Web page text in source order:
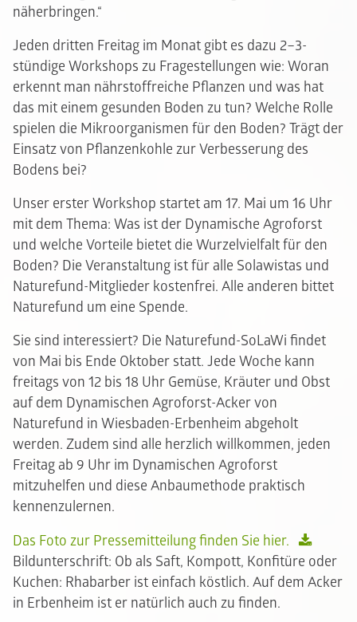
näherbringen.“
Jeden dritten Freitag im Monat gibt es dazu 2–3-
stündige Workshops zu Fragestellungen wie: Woran
erkennt man nährstoffreiche Pflanzen und was hat
das mit einem gesunden Boden zu tun? Welche Rolle
spielen die Mikroorganismen für den Boden? Trägt der
Einsatz von Pflanzenkohle zur Verbesserung des
Bodens bei?
Unser erster Workshop startet am 17. Mai um 16 Uhr
mit dem Thema: Was ist der Dynamische Agroforst
und welche Vorteile bietet die Wurzelvielfalt für den
Boden? Die Veranstaltung ist für alle Solawistas und
Naturefund-Mitglieder kostenfrei. Alle anderen bittet
Naturefund um eine Spende.
Sie sind interessiert? Die Naturefund-SoLaWi findet
von Mai bis Ende Oktober statt. Jede Woche kann
freitags von 12 bis 18 Uhr Gemüse, Kräuter und Obst
auf dem Dynamischen Agroforst-Acker von
Naturefund in Wiesbaden-Erbenheim abgeholt
werden. Zudem sind alle herzlich willkommen, jeden
Freitag ab 9 Uhr im Dynamischen Agroforst
mitzuhelfen und diese Anbaumethode praktisch
kennenzulernen.
Das Foto zur Pressemitteilung finden Sie hier.
Bildunterschrift: Ob als Saft, Kompott, Konfitüre oder
Kuchen: Rhabarber ist einfach köstlich. Auf dem Acker
in Erbenheim ist er natürlich auch zu finden.